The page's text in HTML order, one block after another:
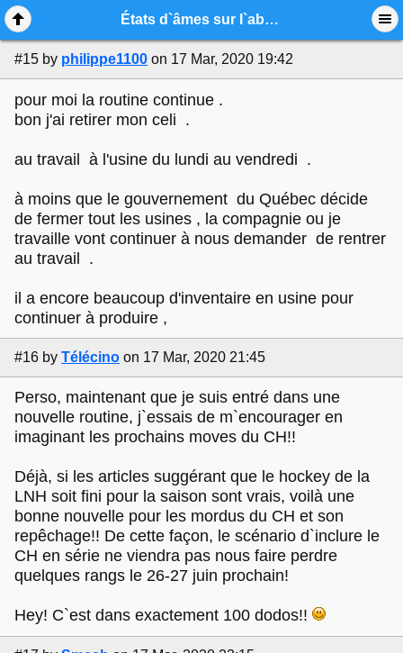
États d`âmes sur l`absence de hockey et le COVID-19
#15 by philippe1100 on 17 Mar, 2020 19:42
pour moi la routine continue .
bon j'ai retirer mon celi .
au travail à l'usine du lundi au vendredi .
à moins que le gouvernement du Québec décide
de fermer tout les usines , la compagnie ou je
travaille vont continuer à nous demander de rentrer
au travail .
il a encore beaucoup d'inventaire en usine pour
continuer à produire ,
#16 by Télécino on 17 Mar, 2020 21:45
Perso, maintenant que je suis entré dans une
nouvelle routine, j`essais de m`encourager en
imaginant les prochains moves du CH!!
Déjà, si les articles suggérant que le hockey de la
LNH soit fini pour la saison sont vrais, voilà une
bonne nouvelle pour les mordus du CH et son
repêchage!! De cette façon, le scénario d`inclure le
CH en série ne viendra pas nous faire perdre
quelques rangs le 26-27 juin prochain!
Hey! C`est dans exactement 100 dodos!!